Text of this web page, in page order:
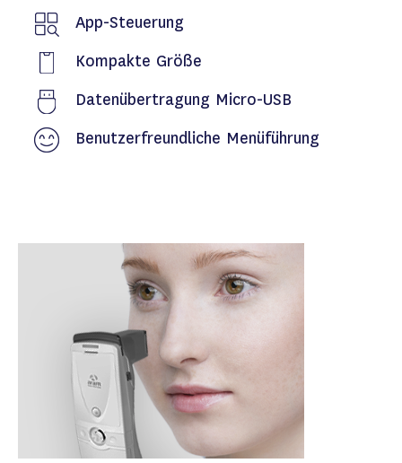
App-Steuerung
Kompakte Größe
Datenübertragung Micro-USB
Benutzerfreundliche Menüführung